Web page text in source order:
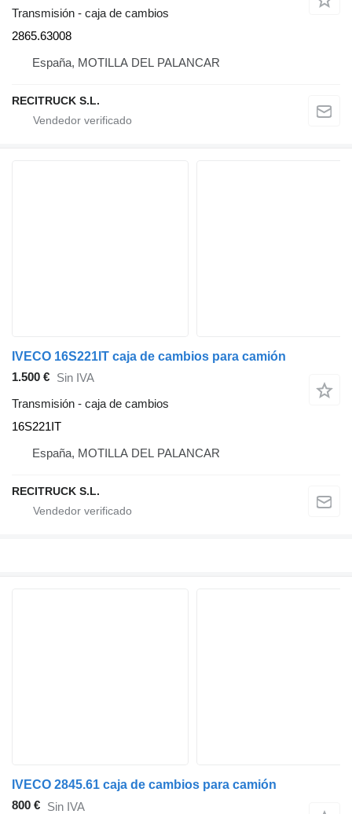
Transmisión - caja de cambios
2865.63008
España, MOTILLA DEL PALANCAR
RECITRUCK S.L.
IVECO 16S221IT caja de cambios para camión
1.500 € Sin IVA
Transmisión - caja de cambios
16S221IT
España, MOTILLA DEL PALANCAR
RECITRUCK S.L.
IVECO 2845.61 caja de cambios para camión
800 € Sin IVA